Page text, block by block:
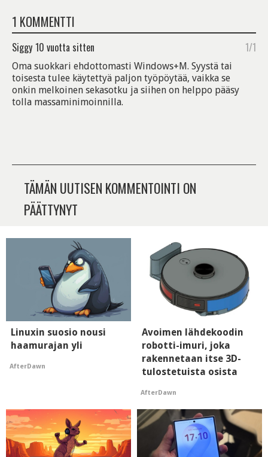
1 KOMMENTTI
Siggy 10 vuotta sitten 1/1
Oma suokkari ehdottomasti Windows+M. Syystä tai
toisesta tulee käytettyä paljon työpöytää, vaikka se
onkin melkoinen sekasotku ja siihen on helppo pääsy
tolla massaminimoinnilla.
TÄMÄN UUTISEN KOMMENTOINTI ON
PÄÄTTYNYT
Linuxin suosio nousi
haamurajan yli
AfterDawn
Avoimen lähdekoodin
robotti-imuri, joka
rakennetaan itse 3D-
tulostetuista osista
AfterDawn